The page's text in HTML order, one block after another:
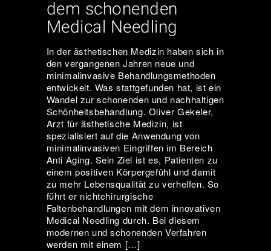
dem schonenden
Medical Needling
In der ästhetischen Medizin haben sich in
den vergangenen Jahren neue und
minimalinvasive Behandlungsmethoden
entwickelt. Was stattgefunden hat, ist ein
Wandel zur schonenden und nachhaltigen
Schönheitsbehandlung. Oliver Gekeler,
Arzt für ästhetische Medizin, ist
spezialisiert auf die Anwendung von
minimalinvasiven Eingriffen im Bereich
Anti Aging. Sein Ziel ist es, Patienten zu
einem positiven Körpergefühl und damit
zu mehr Lebensqualität zu verhelfen. So
führt er nichtchirurgische
Faltenbehandlungen mit dem innovativen
Medical Needling durch. Bei diesem
modernen und schonenden Verfahren
werden mit einem […]